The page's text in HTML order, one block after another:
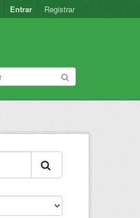
Entrar Registrar